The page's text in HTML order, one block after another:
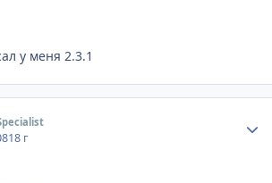
у меня 2.3.1
18 г